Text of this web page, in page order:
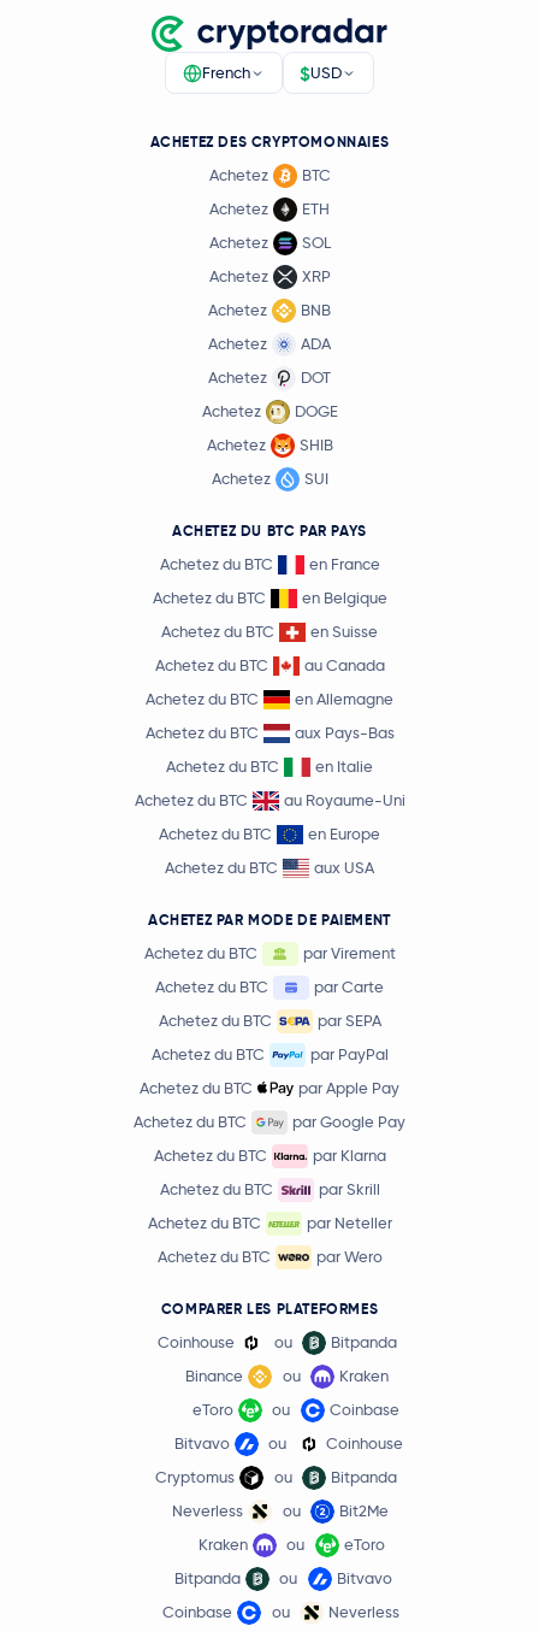
French $USD
ACHETEZ DES CRYPTOMONNAIES
Achetez
BTC
Achetez
ETH
Achetez
SOL
Achetez
XRP
Achetez
BNB
Achetez
ADA
Achetez
DOT
Achetez
DOGE
Achetez
SHIB
Achetez
SUI
ACHETEZ DU BTC PAR PAYS
Achetez du BTC
en France
Achetez du BTC
en Belgique
Achetez du BTC
en Suisse
Achetez du BTC
au Canada
Achetez du BTC
en Allemagne
Achetez du BTC
aux Pays-Bas
Achetez du BTC
en Italie
Achetez du BTC
au Royaume-Uni
Achetez du BTC
en Europe
Achetez du BTC
aux USA
ACHETEZ PAR MODE DE PAIEMENT
Achetez du BTC
par Virement
Achetez du BTC
par Carte
Achetez du BTC
par SEPA
Achetez du BTC
par PayPal
Achetez du BTC
par Apple Pay
Achetez du BTC
par Google Pay
Achetez du BTC
par Klarna
Achetez du BTC
par Skrill
Achetez du BTC
par Neteller
Achetez du BTC
par Wero
COMPARER LES PLATEFORMES
Coinhouse ou
Bitpanda
Binance
ou
Kraken
eToro
ou
Coinbase
Bitvavo
ou
Coinhouse
Cryptomus
ou
Bitpanda
Neverless
ou
Bit2Me
Kraken
ou
eToro
Bitpanda
ou
Bitvavo
Coinbase
ou Neverless